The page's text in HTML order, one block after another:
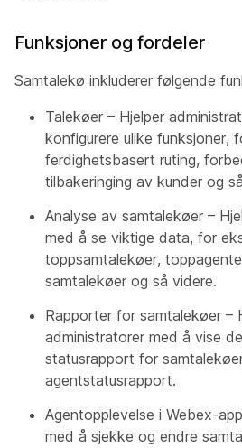
Funksjoner og fordeler
Samtalekø inkluderer følgende
Talekøer – Hjelper
konfigurere ulike funksjoner,
ferdighetsbasert ruting,
tilbakeringing av kunder og
Analyse av samtalekøer –
med å se viktige data, for
toppsamtalekøer,
samtalekøer og så videre.
Rapporter for samtalekøer –
administratorer med å vise
statusrapport for
agentstatusrapport.
Agentopplevelse i Webex-
med å sjekke og endre